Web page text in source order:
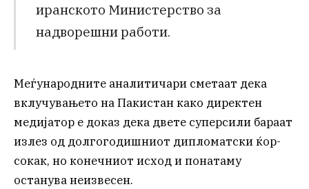
иранското Министерство за
надворешни работи.
Меѓународните аналитичари сметаат дека
вклучувањето на Пакистан како директен
медијатор е доказ дека двете суперсили бараат
излез од долгогодишниот дипломатски ќор-
сокак, но конечниот исход и понатаму
останува неизвесен.